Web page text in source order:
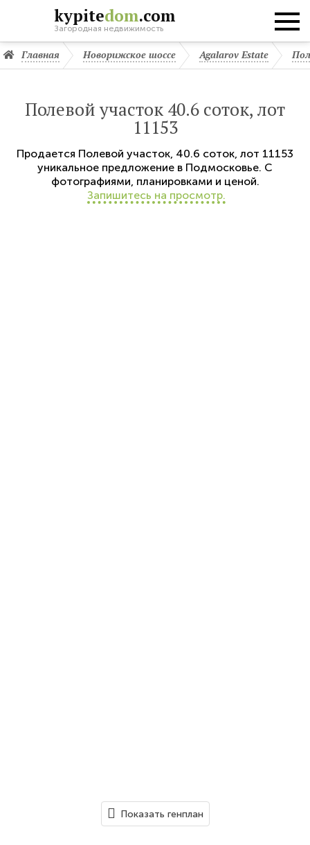
kypitedom.com
Загородная недвижимость
Главная Новорижское шоссе Agalarov Estate
Полевой участок 40.6 соток, лот
11153
Продается Полевой участок, 40.6 соток, лот 11153
уникальное предложение в Подмосковье. С
фотографиями, планировками и ценой.
Запишитесь на просмотр.
Показать генплан